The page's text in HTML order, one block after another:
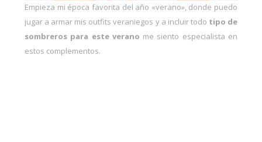
Empieza mi época favorita del año «verano», donde puedo
jugar a armar mis outfits veraniegos y a incluir todo tipo de
sombreros para este verano me siento especialista en
estos complementos.